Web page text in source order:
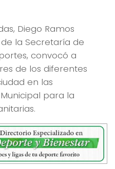
Diego Ramos
la Secretaría de
convocó a
de los diferentes
en las
para la